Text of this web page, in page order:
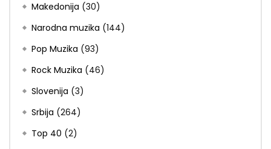
Makedonija (30)
Narodna muzika (144)
Pop Muzika (93)
Rock Muzika (46)
Slovenija (3)
Srbija (264)
Top 40 (2)